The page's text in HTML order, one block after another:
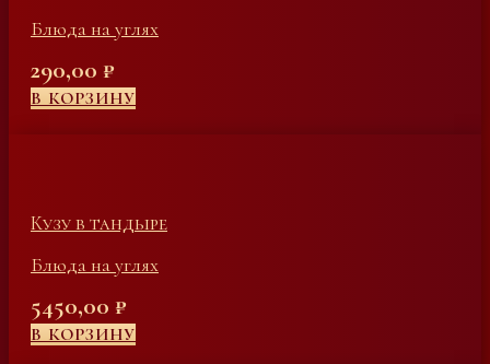
Блюда на углях
290,00 ₽
В КОРЗИНУ
Кузу в тандыре
Блюда на углях
5450,00 ₽
В КОРЗИНУ